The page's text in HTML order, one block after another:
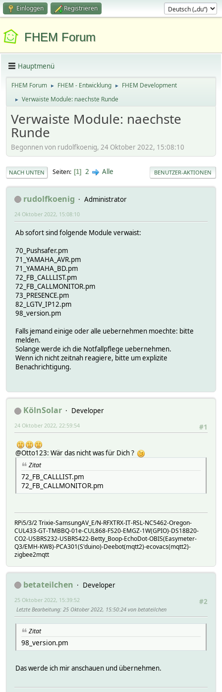
Einloggen Registrieren
FHEM Forum
Hauptmenü
FHEM Forum ► FHEM - Entwicklung ► FHEM Development
► Verwaiste Module: naechste Runde
Verwaiste Module: naechste
Runde
Begonnen von rudolfkoenig, 24 Oktober 2022, 15:08:10
NACH UNTEN Seiten 1 2 Alle BENUTZER-AKTIONEN
rudolfkoenig Administrator
24 Oktober 2022, 15:08:10
Ab sofort sind folgende Module verwaist:
70_Pushsafer.pm
71_YAMAHA_AVR.pm
71_YAMAHA_BD.pm
72_FB_CALLLIST.pm
72_FB_CALLMONITOR.pm
73_PRESENCE.pm
82_LGTV_IP12.pm
98_version.pm
Falls jemand einige oder alle uebernehmen moechte: bitte
melden.
Solange werde ich die Notfallpflege uebernehmen.
Wenn ich nicht zeitnah reagiere, bitte um explizite
Benachrichtigung.
KölnSolar
Developer
#1
24 Oktober 2022, 22:59:54
@Otto123: Wär das nicht was für Dich ?
Zitat
72_FB_CALLLIST.pm
72_FB_CALLMONITOR.pm
RPi5/3/2 Trixie-SamsungAV_E/N-RFXTRX-IT-RSL-NC5462-Oregon-
CUL433-GT-TMBBQ-01e-CUL868-FS20-EMGZ-1W(GPIO)-DS18B20-
CO2-USBRS232-USBRS422-Betty_Boop-EchoDot-OBIS(Easymeter-
Q3/EMH-KW8)-PCA301(S'duino)-Deebot(mqtt2)-ecovacs(mqtt2)-
zigbee2mqtt
betateilchen
Developer
#2
25 Oktober 2022, 15:39:52
Letzte Bearbeitung: 25 Oktober 2022, 15:50:24 von betateilchen
Zitat
98_version.pm
Das werde ich mir anschauen und übernehmen.